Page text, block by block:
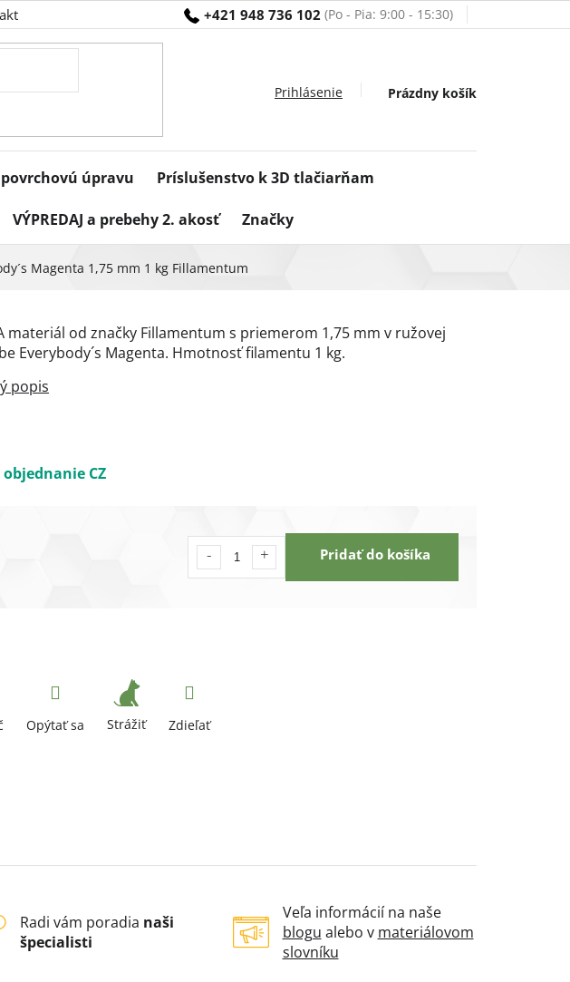
+421 948 736 102
Nákupný
Prázdny košík
úpravu Príslušenstvo k 3D tlačiarňam
VÝPREDAJ a prebehy 2. akosť Značky
Magenta 1,75 mm 1 kg Fillamentum
objednanie CZ
Pridať do košíka
materiál od značky Fillamentum s priemerom 1,75 mm v ružovej
Everybody´s Magenta. Hmotnosť filamentu 1 kg.
Opýtať sa Strážiť Zdieľať
Radi vám poradia naši
špecialisti
Veľa informácií na naše
blogu alebo v materiálovom
slovníku